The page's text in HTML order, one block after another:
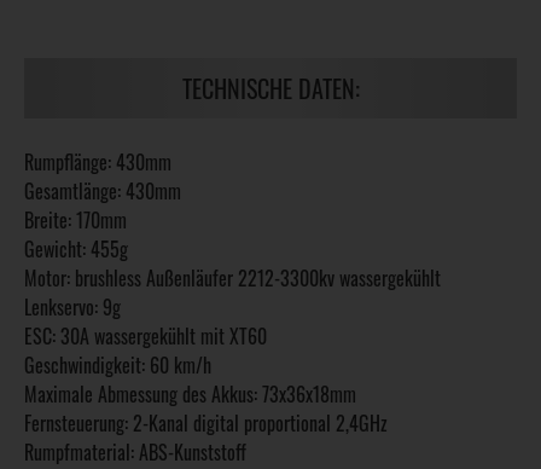
TECHNISCHE DATEN:
Rumpflänge: 430mm
Gesamtlänge: 430mm
Breite: 170mm
Gewicht: 455g
Motor: brushless Außenläufer 2212-3300kv wassergekühlt
Lenkservo: 9g
ESC: 30A wassergekühlt mit XT60
Geschwindigkeit: 60 km/h
Maximale Abmessung des Akkus: 73x36x18mm
Fernsteuerung: 2-Kanal digital proportional 2,4GHz
Rumpfmaterial: ABS-Kunststoff